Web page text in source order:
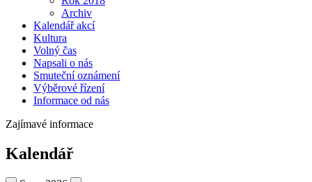
Archiv
Kalendář akcí
Kultura
Volný čas
Napsali o nás
Smuteční oznámení
Výběrové řízení
Informace od nás
Zajímavé informace
Kalendář